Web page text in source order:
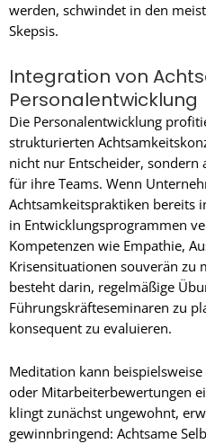
werden, schwindet in den
Skepsis.
Integration von
Personalentwicklung
Die Personalentwicklung
strukturierten
nicht nur Entscheider, sondern
für ihre Teams. Wenn
Achtsamkeitspraktiken bereits
in Entwicklungsprogrammen
Kompetenzen wie Empathie,
Krisensituationen souverän zu
besteht darin, regelmäßige
Führungskräfteseminaren zu
konsequent zu evaluieren.
Meditation kann
oder Mitarbeiterbewertungen
klingt zunächst ungewohnt,
gewinnbringend: Achtsame